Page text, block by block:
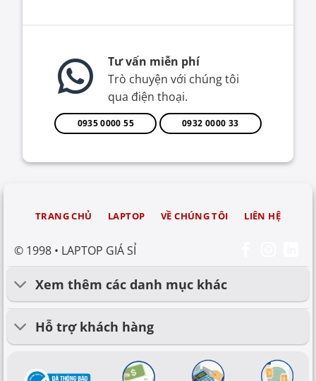
Tư vấn miễn phí
Trò chuyện với chúng tôi
qua điện thoại.
0935 0000 55 0932 0000 33
© 1998 • LAPTOP GIÁ SỈ
TRANG CHỦ LAPTOP VỀ CHÚNG TÔI LIÊN HỆ
Xem thêm các danh mục khác
Hỗ trợ khách hàng